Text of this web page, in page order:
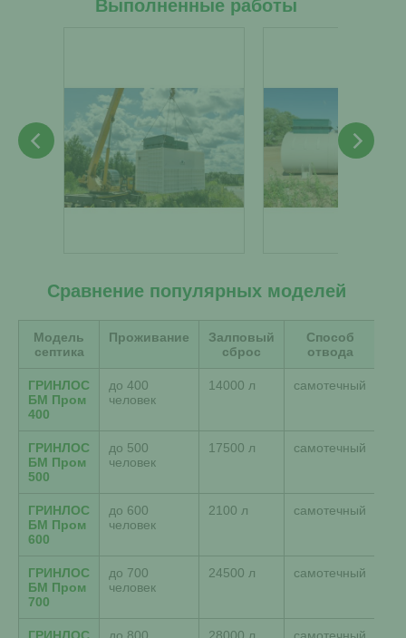
Выполненные работы
Сравнение популярных моделей
Модель
септика
Проживание
Залповый
сброс
Способ
отвода
ГРИНЛОС
БМ Пром
400
до 400
человек
14000 л самотечный
ГРИНЛОС
БМ Пром
500
до 500
человек
17500 л самотечный
ГРИНЛОС
БМ Пром
600
до 600
человек
2100 л самотечный
ГРИНЛОС
БМ Пром
700
до 700
человек
24500 л самотечный